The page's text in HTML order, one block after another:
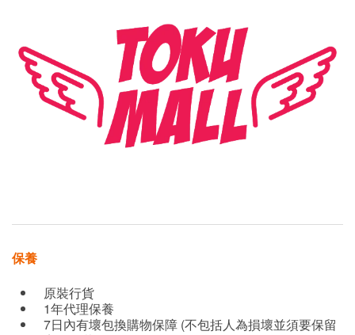
保養
原裝行貨
1年代理保養
7日內有壞包換購物保障 (不包括人為損壞並須要保留